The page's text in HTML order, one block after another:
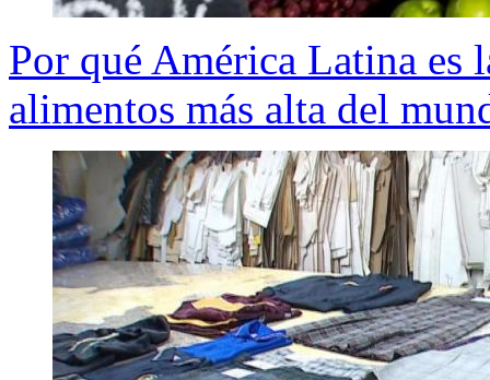
Por qué América Latina
alimentos más alta del